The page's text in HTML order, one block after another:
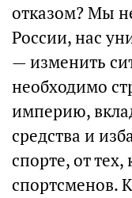
отказом? Мы
России, нас
— изменить
необходимо
империю,
средства и
спорте, от тех,
спортсменов.